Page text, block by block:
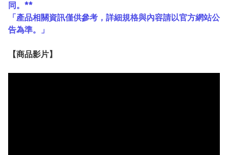
同。**
「產品相關資訊僅供參考，詳細規格與內容請以官方網站公
告為準。」
【商品影片】